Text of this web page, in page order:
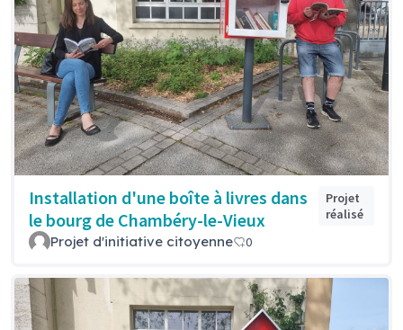
Installation d'une boîte à livres dans
le bourg de Chambéry-le-Vieux
Projet
réalisé
Projet d'initiative citoyenne 0